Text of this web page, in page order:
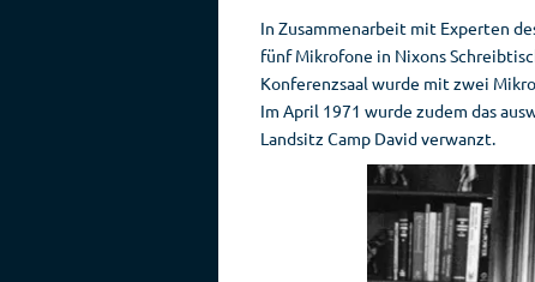
In Zusammenarbeit mit Experten
fünf Mikrofone in Nixons
Konferenzsaal wurde mit zwei
Im April 1971 wurde zudem das
Landsitz Camp David verwanzt.